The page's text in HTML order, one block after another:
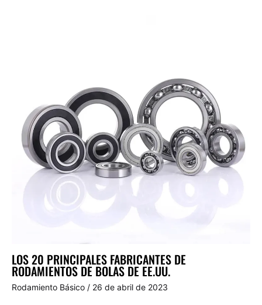
LOS 20 PRINCIPALES FABRICANTES DE
RODAMIENTOS DE BOLAS DE EE.UU.
Rodamiento Básico / 26 de abril de 2023